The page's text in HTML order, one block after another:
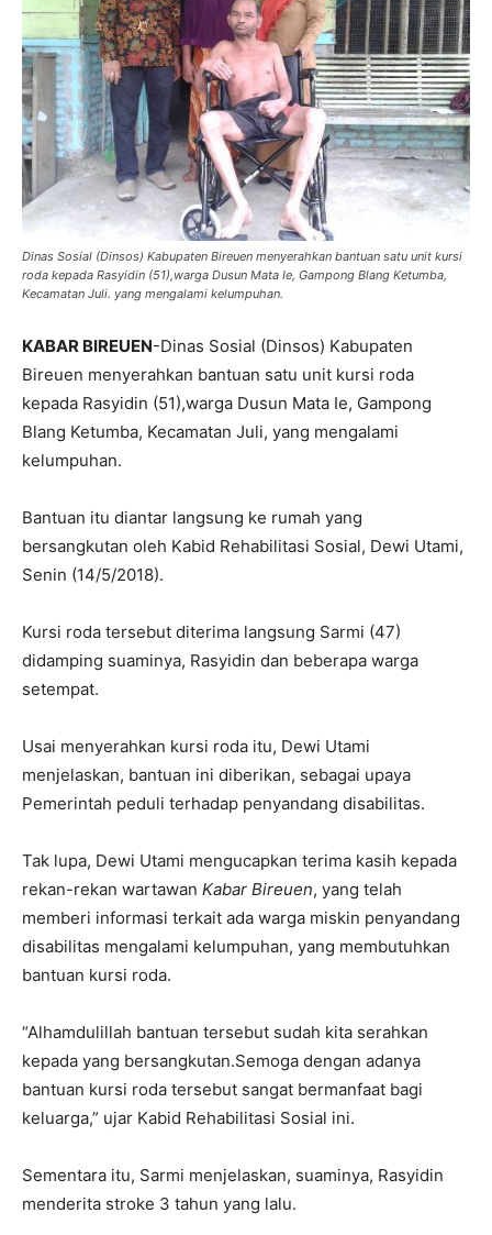
Dinas Sosial (Dinsos) Kabupaten Bireuen menyerahkan bantuan satu unit kursi
roda kepada Rasyidin (51),warga Dusun Mata Ie, Gampong Blang Ketumba,
Kecamatan Juli. yang mengalami kelumpuhan.
KABAR BIREUEN-Dinas Sosial (Dinsos) Kabupaten
Bireuen menyerahkan bantuan satu unit kursi roda
kepada Rasyidin (51),warga Dusun Mata Ie, Gampong
Blang Ketumba, Kecamatan Juli, yang mengalami
kelumpuhan.
Bantuan itu diantar langsung ke rumah yang
bersangkutan oleh Kabid Rehabilitasi Sosial, Dewi Utami,
Senin (14/5/2018).
Kursi roda tersebut diterima langsung Sarmi (47)
didamping suaminya, Rasyidin dan beberapa warga
setempat.
Usai menyerahkan kursi roda itu, Dewi Utami
menjelaskan, bantuan ini diberikan, sebagai upaya
Pemerintah peduli terhadap penyandang disabilitas.
Tak lupa, Dewi Utami mengucapkan terima kasih kepada
rekan-rekan wartawan Kabar Bireuen, yang telah
memberi informasi terkait ada warga miskin penyandang
disabilitas mengalami kelumpuhan, yang membutuhkan
bantuan kursi roda.
“Alhamdulillah bantuan tersebut sudah kita serahkan
kepada yang bersangkutan.Semoga dengan adanya
bantuan kursi roda tersebut sangat bermanfaat bagi
keluarga,” ujar Kabid Rehabilitasi Sosial ini.
Sementara itu, Sarmi menjelaskan, suaminya, Rasyidin
menderita stroke 3 tahun yang lalu.